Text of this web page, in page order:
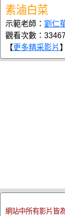
素滷白菜
示範老師： 劉仁
觀看次數：
【更多精采影片
網站中所有影片皆